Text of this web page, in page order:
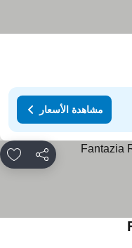
مشاهدة الأسعار
مشاركة